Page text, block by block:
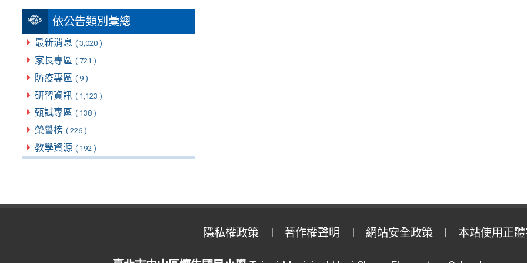
依公告類別彙總
最新消息 ( 3,020 )
家長專區 ( 721 )
防疫專區 ( 9 )
研習資訊 ( 1,123 )
甄試專區 ( 138 )
榮譽榜 ( 226 )
教學資源 ( 192 )
隱私權政策 著作權聲明 網站安全政策 本站使用正